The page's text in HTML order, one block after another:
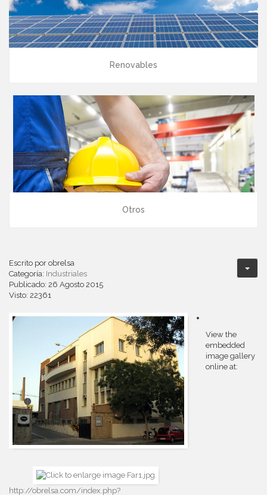
Renovables
Otros
Escrito por obrelsa
Categoría: Industriales
Publicado: 26 Agosto 2015
Visto: 22361
View the
embedded
image gallery
online at:
http://obrelsa.com/index.php?